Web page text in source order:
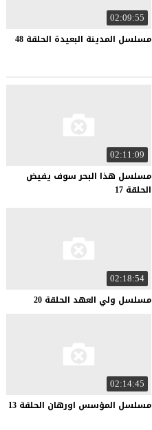
02:09:55
مسلسل المدينة البعيدة الحلقة 48
02:11:09
مسلسل هذا البحر سوف يفيض
الحلقة 17
02:18:54
مسلسل ولي العهد الحلقة 20
02:14:45
مسلسل المؤسس اورهان الحلقة 13